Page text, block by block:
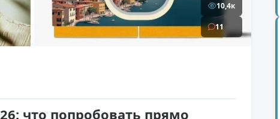
10,4к
11
что попробовать прямо